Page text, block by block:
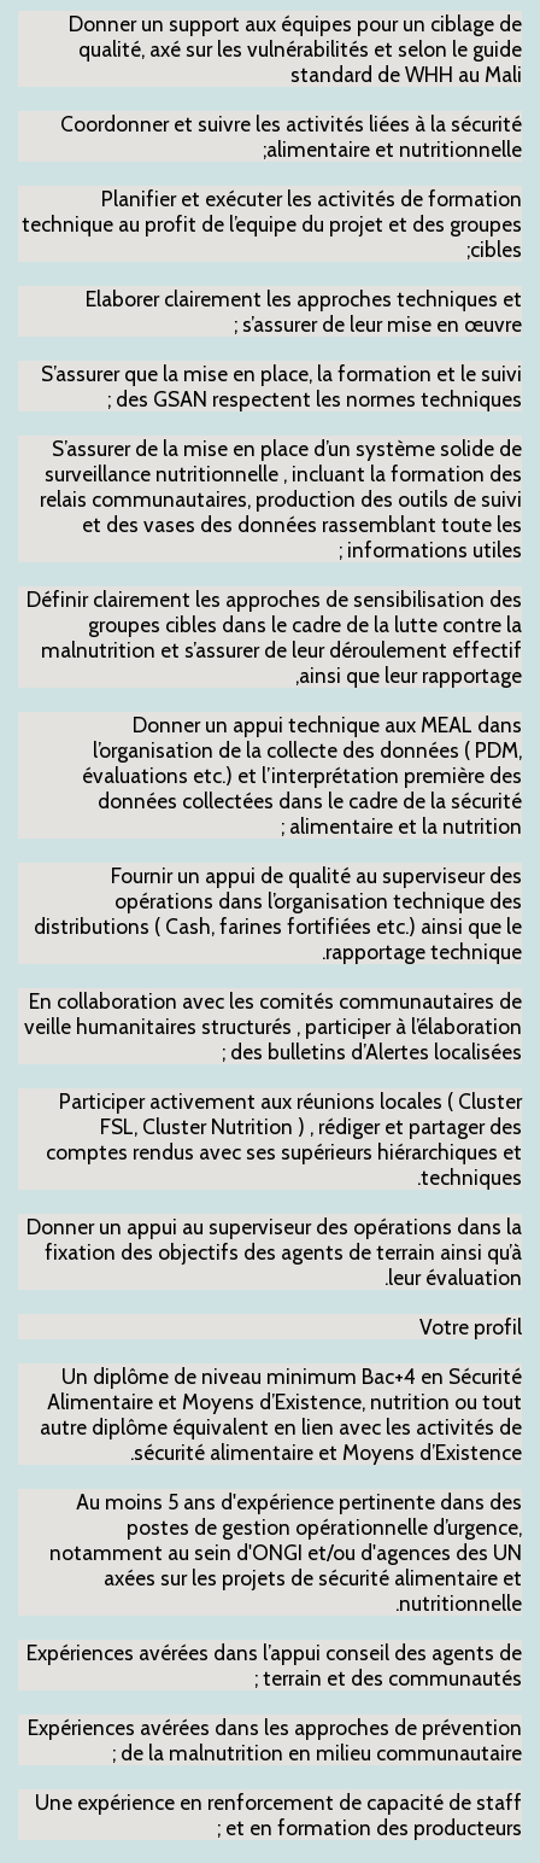
Donner un support aux équipes pour un ciblage de
qualité, axé sur les vulnérabilités et selon le guide
standard de WHH au Mali
Coordonner et suivre les activités liées à la sécurité
alimentaire et nutritionnelle;
Planifier et exécuter les activités de formation
technique au profit de l’equipe du projet et des groupes
cibles;
Elaborer clairement les approches techniques et
s’assurer de leur mise en œuvre ;
S’assurer que la mise en place, la formation et le suivi
des GSAN respectent les normes techniques ;
S’assurer de la mise en place d’un système solide de
surveillance nutritionnelle , incluant la formation des
relais communautaires, production des outils de suivi
et des vases des données rassemblant toute les
informations utiles ;
Définir clairement les approches de sensibilisation des
groupes cibles dans le cadre de la lutte contre la
malnutrition et s’assurer de leur déroulement effectif
ainsi que leur rapportage,
Donner un appui technique aux MEAL dans
l’organisation de la collecte des données ( PDM,
évaluations etc.) et l’interprétation première des
données collectées dans le cadre de la sécurité
alimentaire et la nutrition ;
Fournir un appui de qualité au superviseur des
opérations dans l’organisation technique des
distributions ( Cash, farines fortifiées etc.) ainsi que le
rapportage technique.
En collaboration avec les comités communautaires de
veille humanitaires structurés , participer à l’élaboration
des bulletins d’Alertes localisées ;
Participer activement aux réunions locales ( Cluster
FSL, Cluster Nutrition ) , rédiger et partager des
comptes rendus avec ses supérieurs hiérarchiques et
techniques.
Donner un appui au superviseur des opérations dans la
fixation des objectifs des agents de terrain ainsi qu’à
leur évaluation.
Votre profil
Un diplôme de niveau minimum Bac+4 en Sécurité
Alimentaire et Moyens d’Existence, nutrition ou tout
autre diplôme équivalent en lien avec les activités de
sécurité alimentaire et Moyens d’Existence.
Au moins 5 ans d'expérience pertinente dans des
postes de gestion opérationnelle d’urgence,
notamment au sein d'ONGI et/ou d'agences des UN
axées sur les projets de sécurité alimentaire et
nutritionnelle.
Expériences avérées dans l’appui conseil des agents de
terrain et des communautés ;
Expériences avérées dans les approches de prévention
de la malnutrition en milieu communautaire ;
Une expérience en renforcement de capacité de staff
et en formation des producteurs ;